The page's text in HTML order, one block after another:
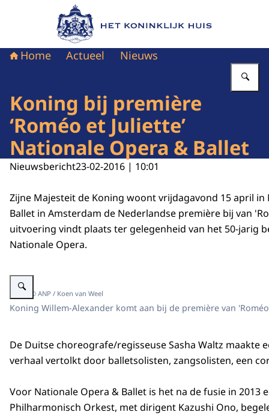
Naar de homepage van Het Koninklijk Huis
Home Actueel Nieuws
Koning bij première
‘Roméo et Juliette’
Nationale Opera & Ballet
Nieuwsbericht23-02-2016 | 10:01
Zijne Majesteit de Koning woont vrijdagavond 15 april in
Ballet in Amsterdam de Nederlandse première bij van
uitvoering vindt plaats ter gelegenheid van het 50-jarig
Nationale Opera.
Vergroot afbeelding ""
Beeld: © ANP / Koen van Weel
Koning Willem-Alexander komt aan bij de première van
De Duitse choreografe/regisseuse Sasha Waltz
verhaal vertolkt door balletsolisten, zangsolisten, een
Voor Nationale Opera & Ballet is het na de fusie in
Philharmonisch Orkest, met dirigent Kazushi Ono,